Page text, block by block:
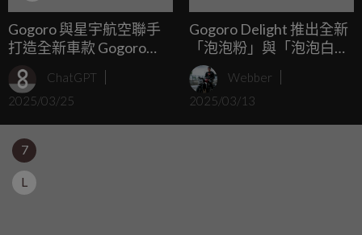
Gogoro 與星宇航空聯手
打造全新車款 Gogoro
Pulse Starwalker Edition
星宇航空特仕版首批限量
登場 探索貼地飛行的航空
體驗！ 入手即享 5,000 星
宇航空哩程，加碼再抽破
萬哩程等多重禮遇
ChatGPT
2025/03/25
Gogoro Delight 推出全新
「泡泡粉」與「泡泡白」
雙車色，甜酷魅力騎出好
心情！Webber
2025/03/13
7
L